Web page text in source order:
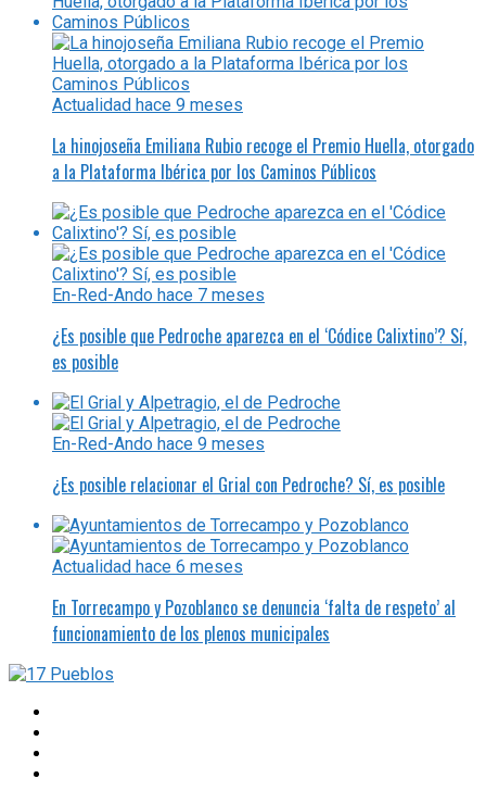
Actualidad hace 9 meses
La hinojoseña Emiliana Rubio recoge el Premio Huella, otorgado
a la Plataforma Ibérica por los Caminos Públicos
En-Red-Ando hace 7 meses
¿Es posible que Pedroche aparezca en el ‘Códice Calixtino’? Sí,
es posible
En-Red-Ando hace 9 meses
¿Es posible relacionar el Grial con Pedroche? Sí, es posible
Actualidad hace 6 meses
En Torrecampo y Pozoblanco se denuncia ‘falta de respeto’ al
funcionamiento de los plenos municipales